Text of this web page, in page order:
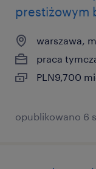
prestiżowym
warszawa,
praca
PLN9,700
opublikowano 6